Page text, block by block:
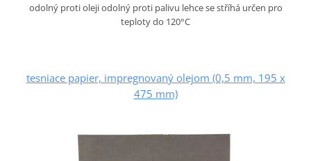
odolný proti oleji odolný proti palivu lehce se stříhá určen pro
teploty do 120°C
tesniace papier, impregnovaný olejom (0,5 mm, 195 x
475 mm)